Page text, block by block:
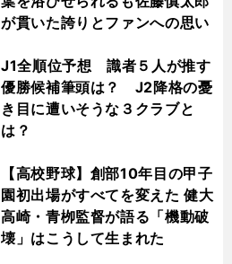
が貫いた誇りとファンへの思い
J1全順位予想 識者５人が推す
優勝候補筆頭は？ J2降格の憂
き目に遭いそうな３クラブと
は？
【高校野球】創部10年目の甲子
園初出場がすべてを変えた 健大
高崎・青栁監督が語る「機動破
壊」はこうして生まれた